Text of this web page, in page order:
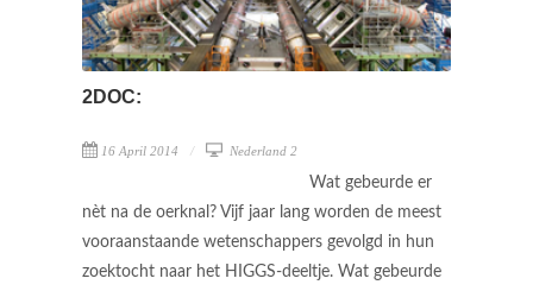
2DOC:
16 April 2014 Nederland 2
Wat gebeurde er
nèt na de oerknal? Vijf jaar lang worden de meest
vooraanstaande wetenschappers gevolgd in hun
zoektocht naar het HIGGS-deeltje. Wat gebeurde